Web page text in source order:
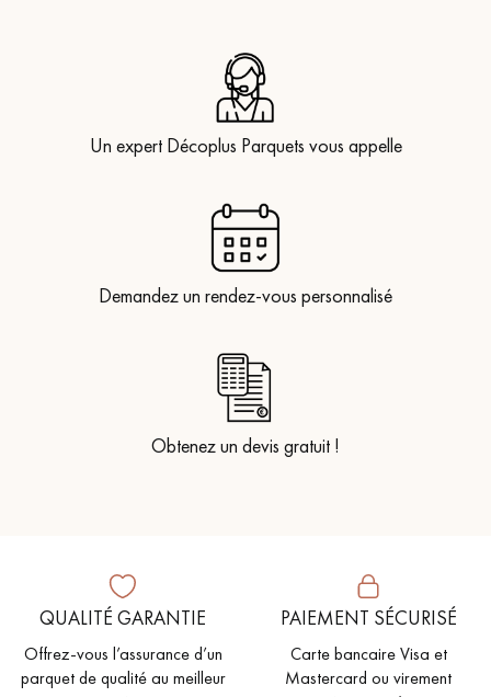
Un expert Décoplus Parquets vous appelle
Demandez un rendez-vous personnalisé
Obtenez un devis gratuit !
QUALITÉ GARANTIE
Offrez-vous l’assurance d’un
parquet de qualité au meilleur
PAIEMENT SÉCURISÉ
Carte bancaire Visa et
Mastercard ou virement